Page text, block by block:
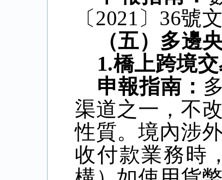
〔2021 〕 36號
（五）多邊
1.橋上跨境
申報指南：
渠道之一，不
性質。境內涉
收付款業務時